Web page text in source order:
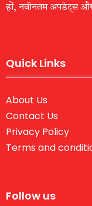
हों, नवीनतम अपडेट्स और
Quick Links
About Us
Contact Us
Privacy Policy
Terms and
Follow us